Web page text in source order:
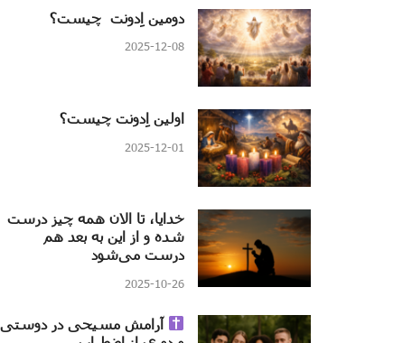
دومین اِدونت چیست؟
2025-12-08
اولین اِدونت چیست؟
2025-12-01
خدایا، تا الان همه چیز درست
شده و از این به بعد هم
درست می‌شود
2025-10-26
آرامش مسیحی در دوستی